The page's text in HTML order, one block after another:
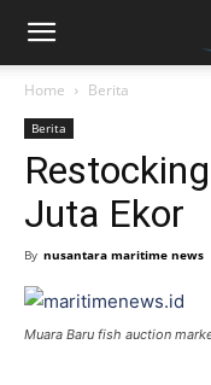
Home Berita
Berita
Juta Ekor
By nusantara maritime news
Muara Baru fish auction